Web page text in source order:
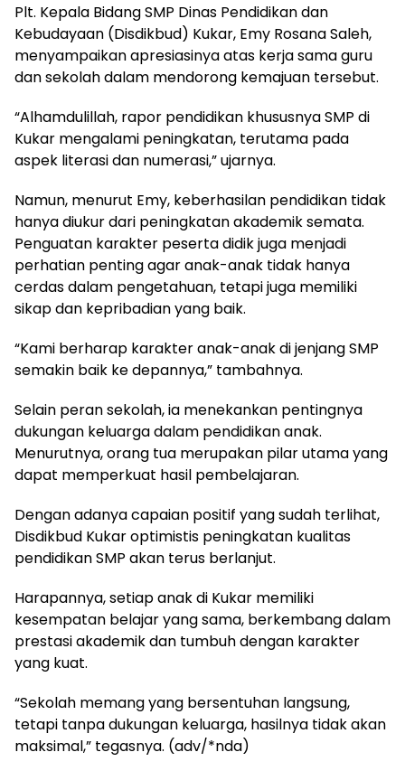
Plt. Kepala Bidang SMP Dinas Pendidikan dan
Kebudayaan (Disdikbud) Kukar, Emy Rosana Saleh,
menyampaikan apresiasinya atas kerja sama guru
dan sekolah dalam mendorong kemajuan tersebut.
“Alhamdulillah, rapor pendidikan khususnya SMP di
Kukar mengalami peningkatan, terutama pada
aspek literasi dan numerasi,” ujarnya.
Namun, menurut Emy, keberhasilan pendidikan tidak
hanya diukur dari peningkatan akademik semata.
Penguatan karakter peserta didik juga menjadi
perhatian penting agar anak-anak tidak hanya
cerdas dalam pengetahuan, tetapi juga memiliki
sikap dan kepribadian yang baik.
“Kami berharap karakter anak-anak di jenjang SMP
semakin baik ke depannya,” tambahnya.
Selain peran sekolah, ia menekankan pentingnya
dukungan keluarga dalam pendidikan anak.
Menurutnya, orang tua merupakan pilar utama yang
dapat memperkuat hasil pembelajaran.
Dengan adanya capaian positif yang sudah terlihat,
Disdikbud Kukar optimistis peningkatan kualitas
pendidikan SMP akan terus berlanjut.
Harapannya, setiap anak di Kukar memiliki
kesempatan belajar yang sama, berkembang dalam
prestasi akademik dan tumbuh dengan karakter
yang kuat.
“Sekolah memang yang bersentuhan langsung,
tetapi tanpa dukungan keluarga, hasilnya tidak akan
maksimal,” tegasnya. (adv/*nda)